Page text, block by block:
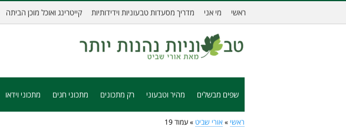
ראשי מי אני מדריך מסעדות טבעוניות וידידותיות קייטרינג ואוכל מוכן הביתה
שפים מבשלים מהיר וטבעוני רק מתכונים מתכוני חגים מתכוני וידאו
ראשי » אורי שביט » עמוד 19